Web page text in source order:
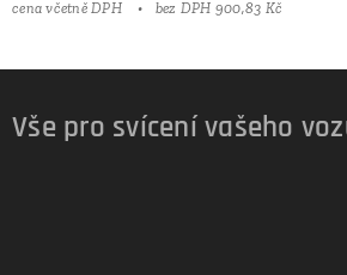
cena včetně DPH bez DPH 900,83 Kč
Vše pro svícení vašeho